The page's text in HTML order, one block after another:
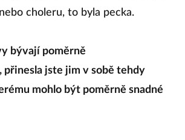
choleru, to byla pecka.
bývají poměrně
přinesla jste jim v sobě tehdy
mohlo být poměrně snadné